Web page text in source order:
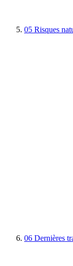
05 Risques
06 Dernières